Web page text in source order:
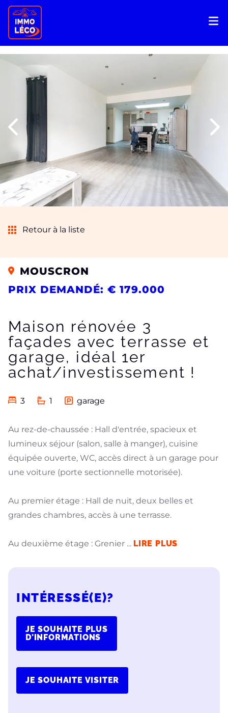
Retour à la liste
MOUSCRON
PRIX DEMANDÉ: € 179.000
Maison rénovée 3
façades avec terrasse et
garage, idéal 1er
achat/investissement !
3 1 garage
Au rez-de-chaussée : Hall d'entrée, spacieux et
lumineux séjour (salon, salle à manger), cuisine
équipée ouverte, WC, accès direct à un garage pour
une voiture (porte sectionnelle motorisée).
Au premier étage : Hall de nuit, deux belles et
grandes chambres, accès à une terrasse.
Au deuxième étage : Grenier ... LIRE PLUS
INTÉRESSÉ(E)?
JE SOUHAITE PLUS
D'INFORMATIONS
JE SOUHAITE VISITER